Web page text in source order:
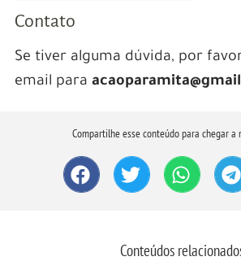
Contato
Se tiver alguma dúvida, por
email para
Compartilhe esse conteúdo para chegar a
Conteúdos